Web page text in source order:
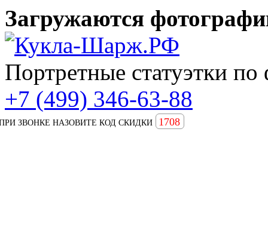
Загружаются
Портретные статуэтки по
+7 (499) 346-63-88
ЗВОНКЕ НАЗОВИТЕ КОД СКИДКИ 1708